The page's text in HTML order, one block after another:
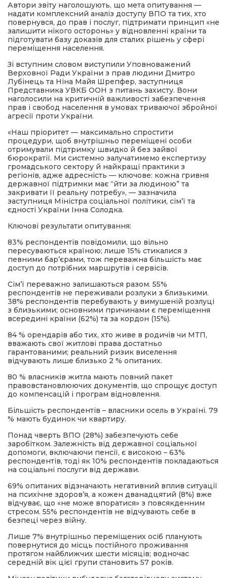
Автори звіту наголошують, що мета опитування —
надати комплексний аналіз доступу ВПО та тих, хто
повернувся, до прав і послуг, підтримати принцип «не
залишити нікого осторонь» у відновленні країни та
підготувати базу доказів для сталих рішень у сфері
переміщення населення.
Зі вступним словом виступили Уповноважений
Верховної Ради України з прав людини Дмитро
Лубінець та Ніна Майя Шрепфер, заступниця
Представника УВКБ ООН з питань захисту. Вони
наголосили на критичній важливості забезпечення
прав і свобод населення в умовах триваючої збройної
агресії проти України.
«Наш пріоритет — максимально спростити
процедури, щоб внутрішньо переміщені особи
отримували підтримку швидко й без зайвої
бюрократії. Ми системно залучатимемо експертизу
громадського сектору й найкращі практики з
регіонів, адже адресність — ключове: кожна гривня
державної підтримки має “йти за людиною” та
закривати її реальну потребу», — зазначила
заступниця Міністра соціальної політики, сімʼї та
єдності України Інна Солодка.
Ключові результати опитування:
83% респондентів повідомили, що вільно
пересуваються країною; лише 15% стикалися з
певними бар’єрами, тож переважна більшість має
доступ до потрібних маршрутів і сервісів.
Сім’ї переважно залишаються разом. 55%
респондентів не переживали розлуки з близькими.
38% респондентів перебувають у вимушеній розлуці
з близькими; основними причинами є переміщення
всередині країни (62%) та за кордон (15%).
84 % орендарів або тих, хто живе в родичів чи МТП,
вважають свої житлові права достатньо
гарантованими; реальний ризик виселення
відчувають лише близько 2 % опитаних.
80 % власників житла мають повний пакет
правовстановлюючих документів, що спрощує доступ
до компенсацій і програм відновлення.
Більшість респондентів – власники осель в Україні. 79
% мають будинок чи квартиру.
Понад чверть ВПО (28%) забезпечують себе
заробітком. Залежність від державної соціальної
допомоги, включаючи пенсії, є високою – 63%
респондентів, тоді як 10% респондентів покладаються
на соціальні послуги від держави.
69% опитаних відзначають негативний вплив ситуації
на психічне здоров’я, а кожен дванадцятий (8%) вже
відчуває, що «не може впоратися» з повсякденним
стресом. 55% респондентів не відчувають себе в
безпеці через війну.
Лише 7% внутрішньо переміщених осіб планують
повернутися до місць постійного проживання
протягом найближчих шести місяців; водночас
середній вік цієї групи становить 57 років.